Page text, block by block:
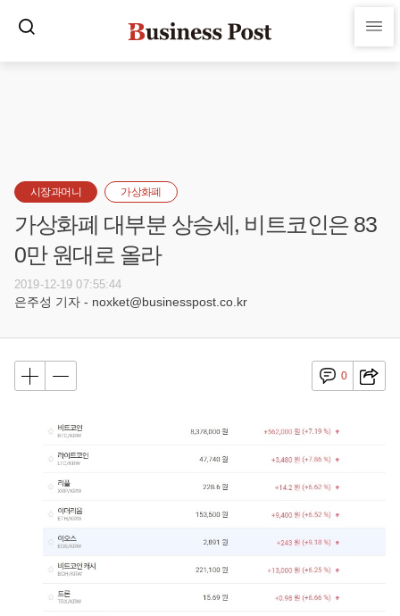
시장과머니 가상화폐
가상화폐 대부분 상승세, 비트코인은 83
0만 원대로 올라
2019-12-19 07:55:44
은주성 기자 - noxket@businesspost.co.kr
0